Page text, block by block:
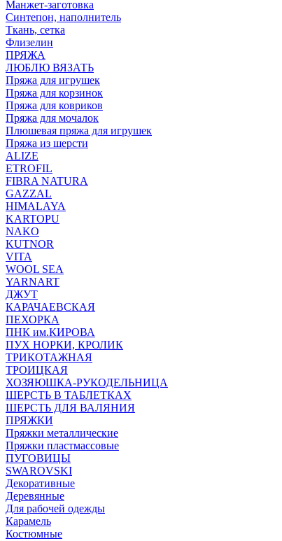
Манжет-заготовка
Синтепон, наполнитель
Ткань, сетка
Флизелин
ПРЯЖА
ЛЮБЛЮ ВЯЗАТЬ
Пряжа для игрушек
Пряжа для корзинок
Пряжа для ковриков
Пряжа для мочалок
Плюшевая пряжа для игрушек
Пряжа из шерсти
ALIZE
ETROFIL
FIBRA NATURA
GAZZAL
HIMALAYA
KARTOPU
NAKO
KUTNOR
VITA
WOOL SEA
YARNART
ДЖУТ
КАРАЧАЕВСКАЯ
ПЕХОРКА
ПНК им.КИРОВА
ПУХ НОРКИ, КРОЛИК
ТРИКОТАЖНАЯ
ТРОИЦКАЯ
ХОЗЯЮШКА-РУКОДЕЛЬНИЦА
ШЕРСТЬ В ТАБЛЕТКАХ
ШЕРСТЬ ДЛЯ ВАЛЯНИЯ
ПРЯЖКИ
Пряжки металлические
Пряжки пластмассовые
ПУГОВИЦЫ
SWAROVSKI
Декоративные
Деревянные
Для рабочей одежды
Карамель
Костюмные